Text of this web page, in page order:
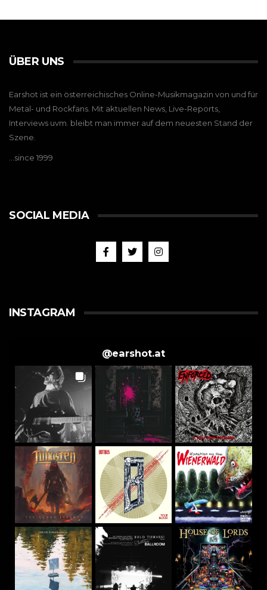
ÜBER UNS
Earshot ist ein österreichisches Online-Musikmagazin von und für
Metal- und Rockfans. Mit aktuellen News, Live-Reports,
Interviews uvm. bleibt man immer auf dem neuesten Stand der
Szene.
…since 1999
SOCIAL MEDIA
INSTAGRAM
@earshot.at